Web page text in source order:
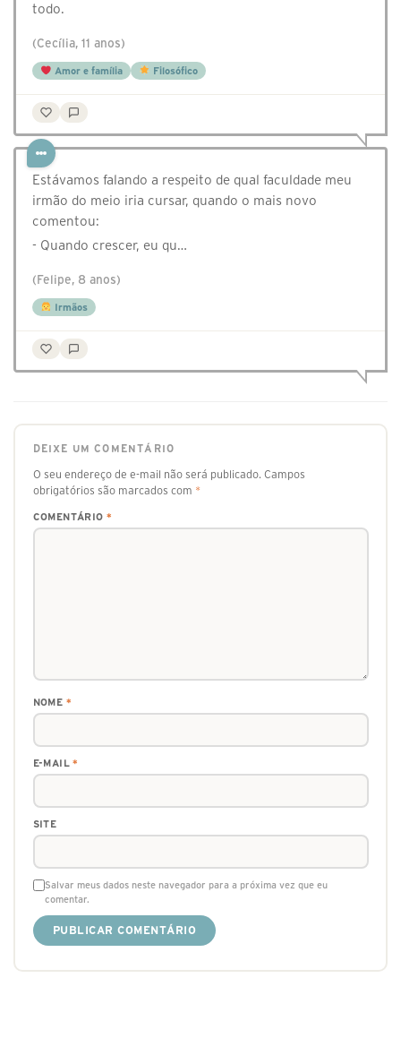
todo.
(Cecília, 11 anos)
Amor e família Filosófico
Estávamos falando a respeito de qual faculdade meu
irmão do meio iria cursar, quando o mais novo
comentou:
- Quando crescer, eu qu…
(Felipe, 8 anos)
Irmãos
DEIXE UM COMENTÁRIO
O seu endereço de e-mail não será publicado. Campos
obrigatórios são marcados com *
COMENTÁRIO *
NOME *
E-MAIL*
SITE
Salvar meus dados neste navegador para a próxima vez que eu
comentar.